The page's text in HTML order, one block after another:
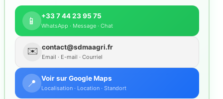
📱 +33 7 44 23 95 75
WhatsApp · Message · Chat
✉️ contact@sdmaagri.fr
Email · E-mail · Courriel
📍 Voir sur Google Maps
Localisation · Location · Standort